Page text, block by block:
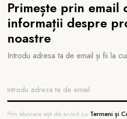
Primește prin email
informații despre
noastre
Introdu adresa ta de email și fii la
Prin abonare ești de acord cu Termeni și